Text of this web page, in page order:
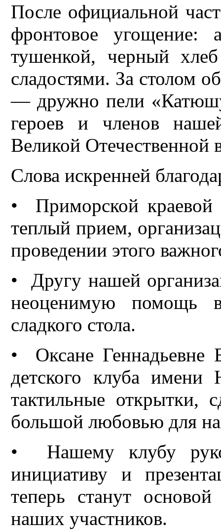
После официальной
фронтовое угощение:
тушенкой, черный
сладостями. За столом
— дружно пели
героев и членов
Великой Отечественной
Слова искренней
• Приморской
теплый прием,
проведении этого
• Другу нашей
неоценимую помощь в
сладкого стола.
• Оксане Геннадьевне
детского клуба имени
тактильные открытки,
большой любовью для
• Нашему клубу
инициативу и
теперь станут
наших участников.